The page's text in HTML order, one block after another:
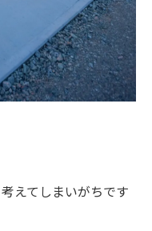
えてしまいがちです